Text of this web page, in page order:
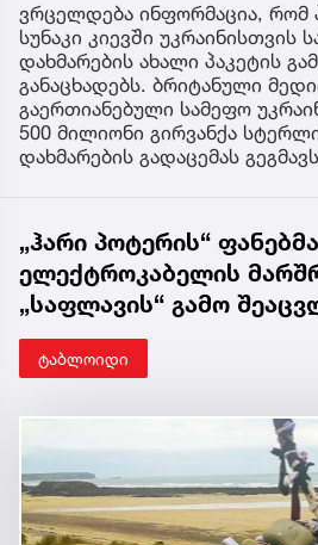
ვრცელდება ინფორმაცია, რომ
სუნაკი კიევში უკრაინისთვის
დახმარების ახალი პაკეტის
განაცხადებს. ბრიტანული
გაერთიანებული სამეფო
500 მილიონი გირვანქა
დახმარების გადაცემას
„ჰარი პოტერის“ ფანებმა
ელექტროკაბელის
„საფლავის“ გამო
ტაბლოიდი